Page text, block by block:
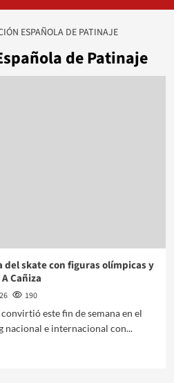
ESPAÑOLA DE PATINAJE
de Patinaje
skate con figuras olímpicas y
Cañiza
190
este fin de semana en el
nacional e internacional con...